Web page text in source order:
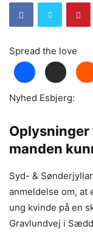
Spread the love
Nyhed Esbjerg:
manden
Syd- &
anmeldelse om, at
ung kvinde på en
Gravlundvej i